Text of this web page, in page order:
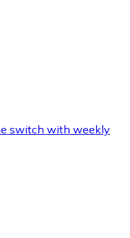
switch with weekly